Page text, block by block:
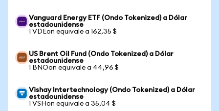
Vanguard Energy ETF (Ondo Tokenized) a Dólar
estadounidense
1 VDEon equivale a 162,35 $
US Brent Oil Fund (Ondo Tokenized) a Dólar
estadounidense
1 BNOon equivale a 44,96 $
Vishay Intertechnology (Ondo Tokenized) a Dólar
estadounidense
1 VSHon equivale a 35,04 $